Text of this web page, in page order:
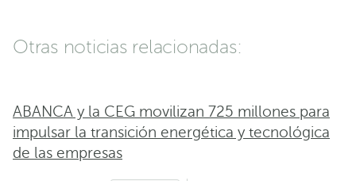
Otras noticias relacionadas:
ABANCA y la CEG movilizan 725 millones para
impulsar la transición energética y tecnológica
de las empresas